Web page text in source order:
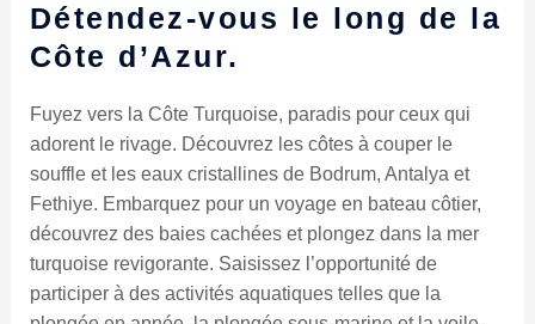
Détendez-vous le long de la
Côte d’Azur.
Fuyez vers la Côte Turquoise, paradis pour ceux qui
adorent le rivage. Découvrez les côtes à couper le
souffle et les eaux cristallines de Bodrum, Antalya et
Fethiye. Embarquez pour un voyage en bateau côtier,
découvrez des baies cachées et plongez dans la mer
turquoise revigorante. Saisissez l’opportunité de
participer à des activités aquatiques telles que la